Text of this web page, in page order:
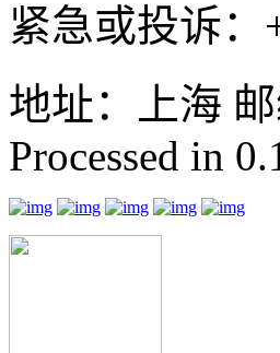
紧急或投诉：
地址：上海
Processed in